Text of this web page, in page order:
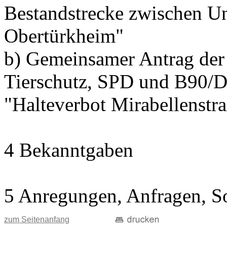
Bestandstrecke zwischen
Obertürkheim"
b) Gemeinsamer Antrag
Tierschutz, SPD und B90/
"Halteverbot
4 Bekanntgaben
5 Anregungen, Anfragen,
zum Seitenanfang